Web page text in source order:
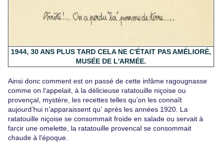
1944, 30 ANS PLUS TARD CELA NE C'ÉTAIT PAS AMÉLIORÉ,
MUSÉE DE L'ARMÉE.
Ainsi donc comment est on passé de cette infâme ragougnasse
comme on l'appelait, à la délicieuse ratatouille niçoise ou
provençal, mystère, les recettes telles qu’on les connaît
aujourd’hui n’apparaissent qu' après les années 1920. La
ratatouille niçoise se consommait froide en salade ou servait à
farcir une omelette, la ratatouille provencal se consommait
chaude à l'époque.